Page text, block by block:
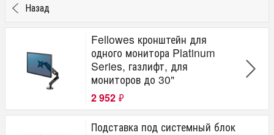
Назад
Fellowes кронштейн для
одного монитора Platinum
Series, газлифт, для
мониторов до 30"
2 952 ₽
Подставка под системный блок